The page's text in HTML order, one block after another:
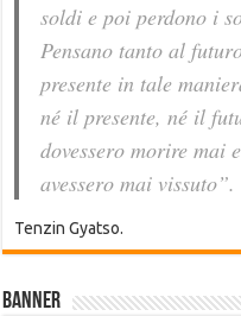
soldi e poi perdono i
Pensano tanto al
presente in tale
né il presente, né il
dovessero morire mai
avessero mai vissuto”.
Tenzin Gyatso.
Banner